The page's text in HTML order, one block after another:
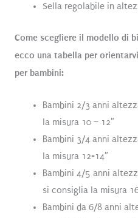
Sella regolabile in
Come scegliere il modello di
ecco una tabella per
per bambini:
Bambini 2/3 anni
la misura 10 – 12″
Bambini 3/4 anni
la misura 12-14″
Bambini 4/5 anni
si consiglia la misura
Bambini da 6/8 anni